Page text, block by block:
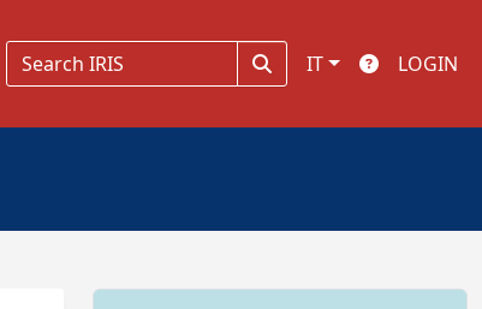
IT LOGIN